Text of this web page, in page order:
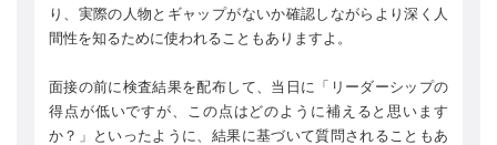
り、実際の人物とギャップがないか確認しながらより深く人
間性を知るために使われることもありますよ。
面接の前に検査結果を配布して、当日に「リーダーシップの
得点が低いですが、この点はどのように補えると思います
か？」といったように、結果に基づいて質問されることもあ